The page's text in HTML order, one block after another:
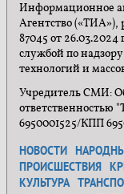
Информационное
Агентство
87045 от
службой по
технологий и
Учредитель СМИ:
ответственностью
6950001525/КПП
НОВОСТИ
ПРОИСШЕСТВИЯ
КУЛЬТУРА